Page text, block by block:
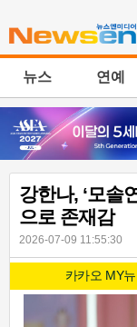
뉴스 연예
강한나, ‘모솔
으로 존재감
2026-07-09 11:55:30
카카오 MY